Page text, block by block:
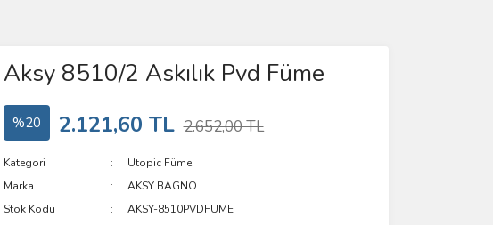
Aksy 8510/2 Askılık Pvd Füme
%20 2.121,60 TL 2.652,00 TL
Kategori
Utopic Füme
Marka
AKSY BAGNO
Stok Kodu
AKSY-8510PVDFUME